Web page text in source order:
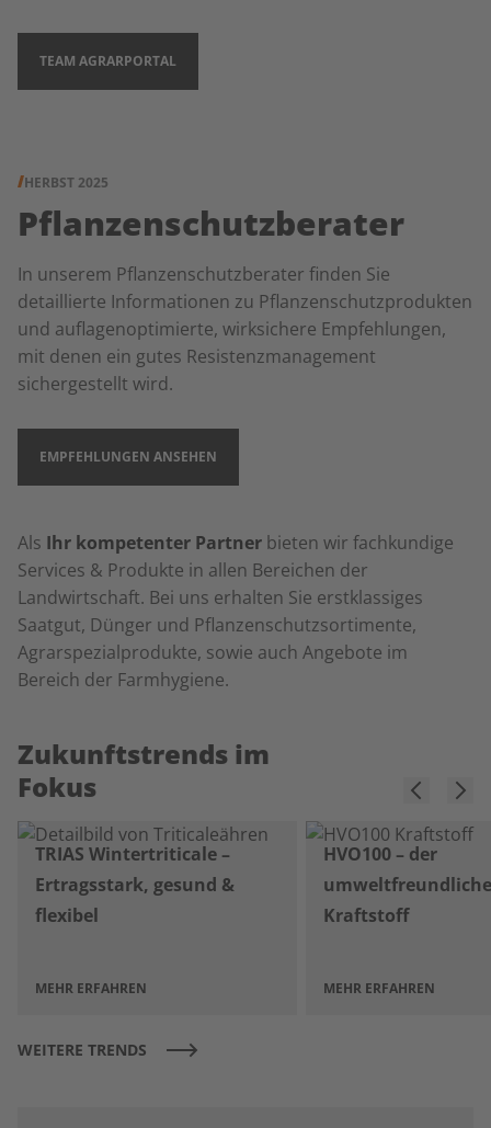
TEAM AGRARPORTAL
HERBST 2025
Pflanzenschutzberater
In unserem Pflanzenschutzberater finden Sie
detaillierte Informationen zu Pflanzenschutzprodukten
und auflagenoptimierte, wirksichere Empfehlungen,
mit denen ein gutes Resistenzmanagement
sichergestellt wird.
EMPFEHLUNGEN ANSEHEN
Als Ihr kompetenter Partner bieten wir fachkundige
Services & Produkte in allen Bereichen der
Landwirtschaft. Bei uns erhalten Sie erstklassiges
Saatgut, Dünger und Pflanzenschutzsortimente,
Agrarspezialprodukte, sowie auch Angebote im
Bereich der Farmhygiene.
Zukunftstrends im
Fokus
TRIAS Wintertriticale –
Ertragsstark, gesund &
flexibel
MEHR ERFAHREN
HVO100 – der
umweltfreundliche
Kraftstoff
MEHR ERFAHREN
WEITERE TRENDS